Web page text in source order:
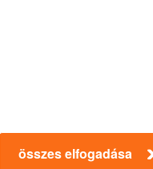
összes elfogadása